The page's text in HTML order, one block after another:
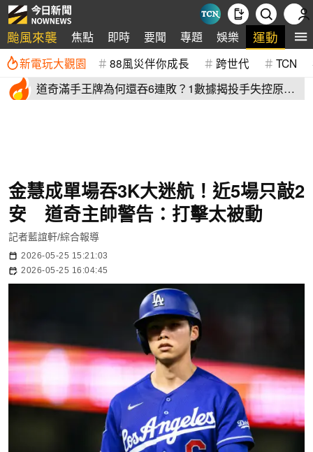
颱風來襲 焦點 即時 要聞 專題 娛樂 運動 全
新電玩大觀園 88風災伴你成長 跨世代 TCN
道奇滿手王牌為何還吞6連敗？1數據揭投手失控原
金慧成單場吞3K大迷航！近5場只敲2
安 道奇主帥警告：打擊太被動
記者藍誼軒/綜合報導
2026-05-25 15:21:03
2026-05-25 16:04:45